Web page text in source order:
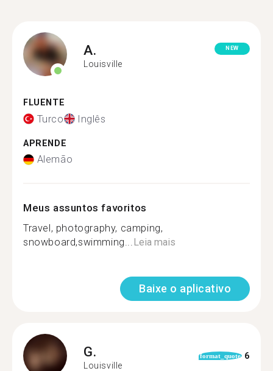
A.
Louisville
NEW
FLUENTE
Turco Inglês
APRENDE
Alemão
Meus assuntos favoritos
Travel, photography, camping,
snowboard,swimming...Leia mais
Baixe o aplicativo
G.
Louisville
format_quote 6